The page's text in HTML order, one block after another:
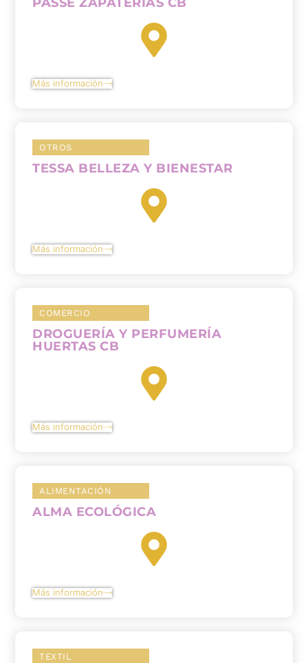
Más información
OTROS
TESSA BELLEZA Y BIENESTAR
Más información
COMERCIO
DROGUERÍA Y PERFUMERÍA
HUERTAS CB
Más información
ALIMENTACIÓN
ALMA ECOLÓGICA
Más información
TEXTIL